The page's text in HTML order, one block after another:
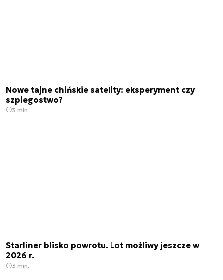
Nowe tajne chińskie satelity: eksperyment czy
szpiegostwo?
3 min.
Starliner blisko powrotu. Lot możliwy jeszcze w
2026 r.
3 min.